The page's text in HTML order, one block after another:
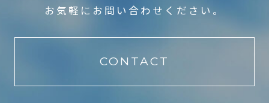
CONTACT
お気軽にお問い合わせください。